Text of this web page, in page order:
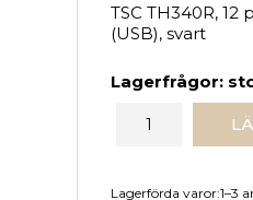
TSC TH340R, 12
(USB), svart
Lagerfrågor:
Lagerförda varor:1–3